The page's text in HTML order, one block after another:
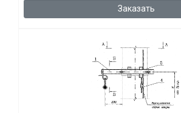
Заказать